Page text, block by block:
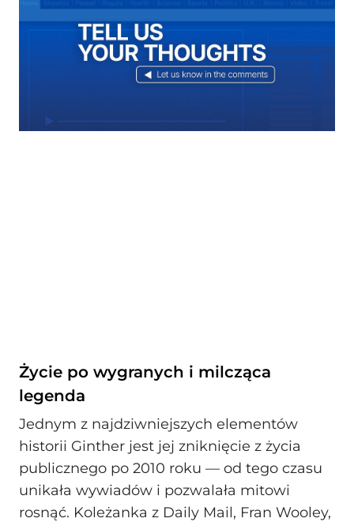
Życie po wygranych i milcząca
legenda
Jednym z najdziwniejszych elementów
historii Ginther jest jej zniknięcie z życia
publicznego po 2010 roku — od tego czasu
unikała wywiadów i pozwalała mitowi
rosnąć. Koleżanka z Daily Mail, Fran Wooley,